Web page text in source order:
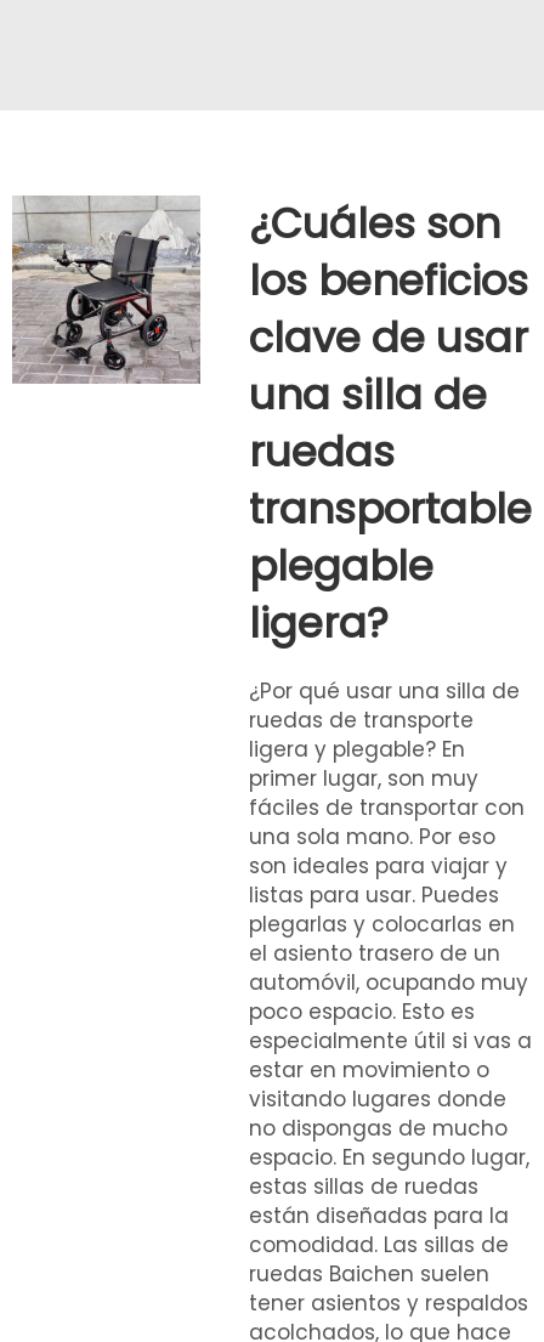
¿Cuáles son
los beneficios
clave de usar
una silla de
ruedas
transportable
plegable
ligera?
¿Por qué usar una silla de
ruedas de transporte
ligera y plegable? En
primer lugar, son muy
fáciles de transportar con
una sola mano. Por eso
son ideales para viajar y
listas para usar. Puedes
plegarlas y colocarlas en
el asiento trasero de un
automóvil, ocupando muy
poco espacio. Esto es
especialmente útil si vas a
estar en movimiento o
visitando lugares donde
no dispongas de mucho
espacio. En segundo lugar,
estas sillas de ruedas
están diseñadas para la
comodidad. Las sillas de
ruedas Baichen suelen
tener asientos y respaldos
acolchados, lo que hace